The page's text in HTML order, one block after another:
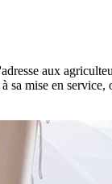
aux
sa mise en